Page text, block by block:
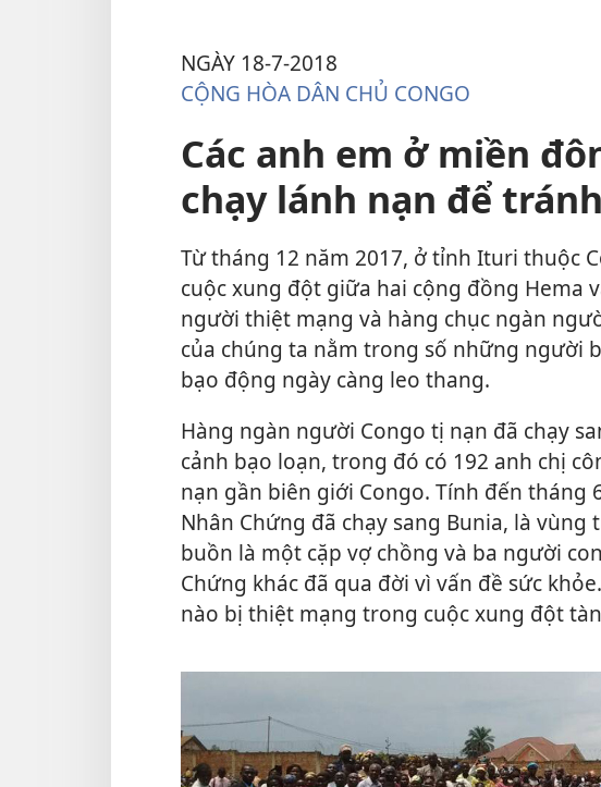
NGÀY 18-7-2018
CỘNG HÒA DÂN CHỦ CONGO
Các anh em ở miền
chạy lánh nạn để
Từ tháng 12 năm 2017, ở tỉnh Ituri thuộc
cuộc xung đột giữa hai cộng đồng Hema
người thiệt mạng và hàng chục ngàn
của chúng ta nằm trong số những người
bạo động ngày càng leo thang.
Hàng ngàn người Congo tị nạn đã chạy
cảnh bạo loạn, trong đó có 192 anh chị
nạn gần biên giới Congo. Tính đến tháng
Nhân Chứng đã chạy sang Bunia, là
buồn là một cặp vợ chồng và ba người
Chứng khác đã qua đời vì vấn đề sức
nào bị thiệt mạng trong cuộc xung đột